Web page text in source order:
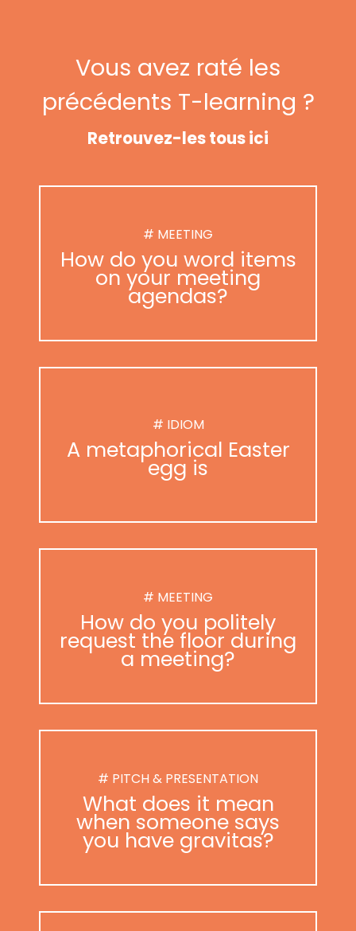
Vous avez raté les
précédents T-learning ?
Retrouvez-les tous ici
# MEETING
How do you word items
on your meeting
agendas?
# IDIOM
A metaphorical Easter
egg is
# MEETING
How do you politely
request the floor during
a meeting?
# PITCH & PRESENTATION
What does it mean
when someone says
you have gravitas?